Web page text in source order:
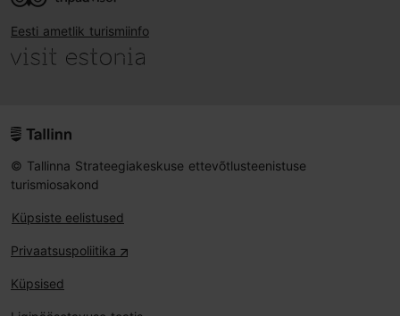
Eesti ametlik turismiinfo
© Tallinna Strateegiakeskuse ettevõtlusteenistuse
turismiosakond
Küpsiste eelistused
Privaatsuspoliitika
Küpsised